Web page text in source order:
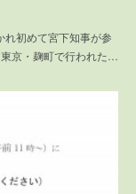
初めて宮下知事が参
京・麹町で行われた…